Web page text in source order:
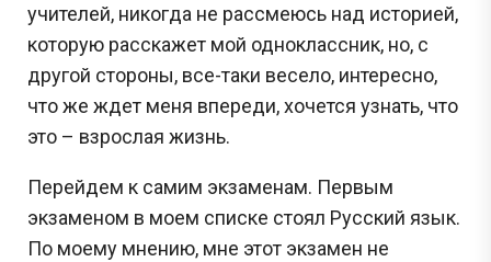
учителей, никогда не рассмеюсь над историей,
которую расскажет мой одноклассник, но, с
другой стороны, все-таки весело, интересно,
что же ждет меня впереди, хочется узнать, что
это – взрослая жизнь.
Перейдем к самим экзаменам. Первым
экзаменом в моем списке стоял Русский язык.
По моему мнению, мне этот экзамен не